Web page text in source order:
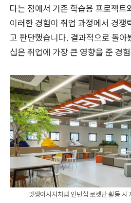
다는 점에서 기존 학습용 프로젝트
이러한 경험이 취업 과정에서 경쟁
고 판단했습니다. 결과적으로 돌아
십은 취업에 가장 큰 영향을 준 경
멋쟁이사자처럼 인턴십 로켓단 활동 시